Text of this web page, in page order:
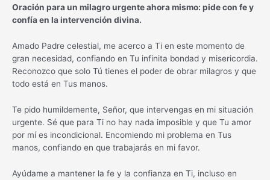
Oración para un milagro urgente ahora mismo: pide con fe y
confía en la intervención divina.
Amado Padre celestial, me acerco a Ti en este momento de
gran necesidad, confiando en Tu infinita bondad y misericordia.
Reconozco que solo Tú tienes el poder de obrar milagros y que
todo está en Tus manos.
Te pido humildemente, Señor, que intervengas en mi situación
urgente. Sé que para Ti no hay nada imposible y que Tu amor
por mí es incondicional. Encomiendo mi problema en Tus
manos, confiando en que trabajarás en mi favor.
Ayúdame a mantener la fe y la confianza en Ti, incluso en